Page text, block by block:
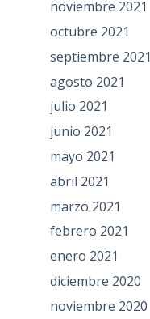
noviembre 2021
octubre 2021
septiembre 2021
agosto 2021
julio 2021
junio 2021
mayo 2021
abril 2021
marzo 2021
febrero 2021
enero 2021
diciembre 2020
noviembre 2020